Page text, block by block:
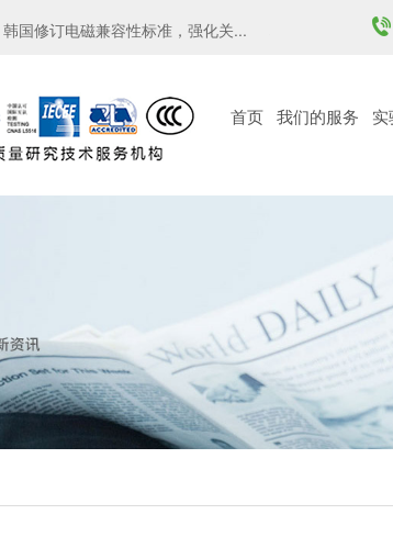
韩国修订电磁兼容性标准，强化关... 印度开放6GHz中
首页 我们的服务